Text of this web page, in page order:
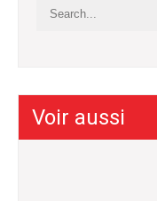
Voir aussi